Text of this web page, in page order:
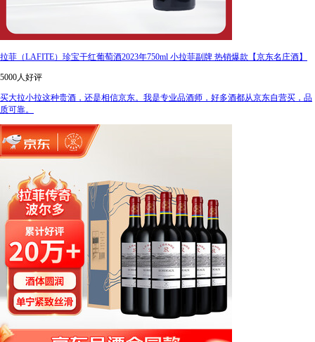
拉菲（LAFITE）珍宝干红葡萄酒2023年750ml 小拉菲副牌 热销爆款【京东名庄酒】
5000人好评
买大拉小拉这种贵酒，还是相信京东。我是专业品酒师，好多酒都从京东自营买，品
质可靠。